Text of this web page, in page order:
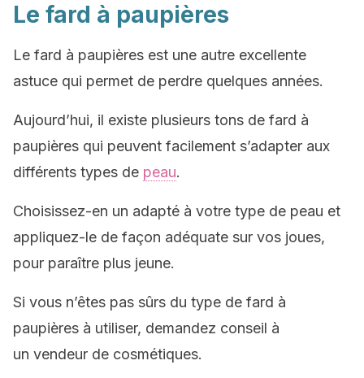
Le fard à paupières
Le fard à paupières est une autre excellente
astuce qui permet de perdre quelques années.
Aujourd’hui, il existe plusieurs tons de fard à
paupières qui peuvent facilement s’adapter aux
différents types de peau.
Choisissez-en un adapté à votre type de peau et
appliquez-le de façon adéquate sur vos joues,
pour paraître plus jeune.
Si vous n’êtes pas sûrs du type de fard à
paupières à utiliser, demandez conseil à
un vendeur de cosmétiques.